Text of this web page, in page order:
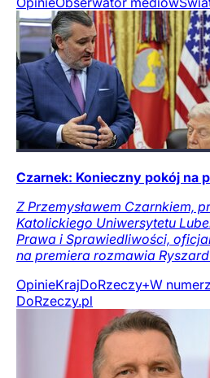
Czarnek: Konieczny pokój na
Z Przemysławem Czarnkiem,
Katolickiego Uniwersytetu
Prawa i Sprawiedliwości,
na premiera rozmawia
OpinieKrajDoRzeczy+W
DoRzeczy.pl